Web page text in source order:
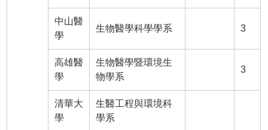
中山醫
學
生物醫學科學學系 3
高雄醫
學
生物醫學暨環境生
物學系
3
清華大
學
生醫工程與環境科
學系